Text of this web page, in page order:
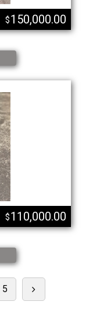
$150,000.00
$110,000.00
5